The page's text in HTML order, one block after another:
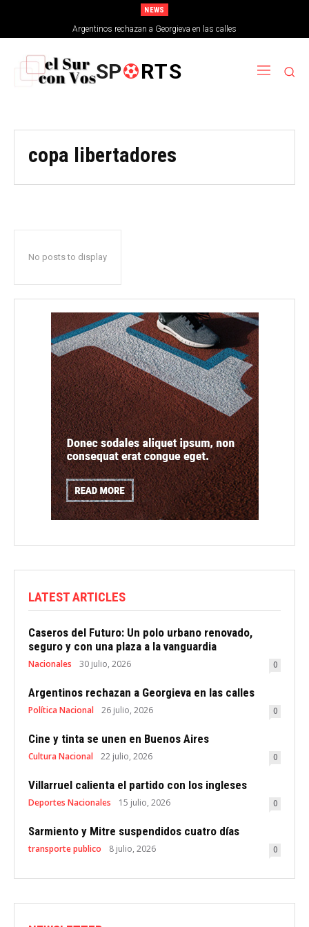
NEWS
Argentinos rechazan a Georgieva en las calles
SP RTS
copa libertadores
No posts to display
LATEST ARTICLES
Caseros del Futuro: Un polo urbano renovado,
seguro y con una plaza a la vanguardia
Nacionales 30 julio, 2026 0
Argentinos rechazan a Georgieva en las calles
Política Nacional 26 julio, 2026 0
Cine y tinta se unen en Buenos Aires
Cultura Nacional 22 julio, 2026 0
Villarruel calienta el partido con los ingleses
Deportes Nacionales 15 julio, 2026 0
Sarmiento y Mitre suspendidos cuatro días
transporte publico 8 julio, 2026 0